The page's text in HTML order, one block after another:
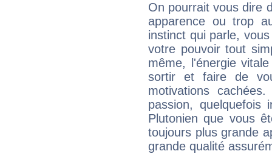
On pourrait vous dire
apparence ou trop
instinct qui parle,
votre pouvoir tout
même, l'énergie
sortir et faire de
motivations
passion, quelquefois
Plutonien que vous
toujours plus grande
grande qualité